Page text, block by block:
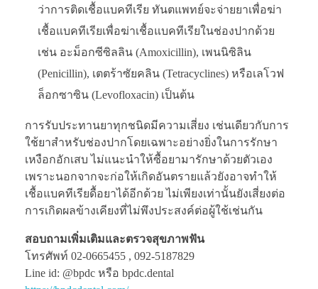
ว่าการติดเชื้อแบคทีเรีย ทันตแพทย์จะจ่ายยาเพื่อฆ่า
เชื้อแบคทีเรียเพื่อฆ่าเชื้อแบคทีเรียในช่องปากด้วย
เช่น อะม็อกซีซิลลิน (Amoxicillin), เพนนิซิลิน
(Penicillin), เตตร้าซัยคลิน (Tetracyclines) หรือเลโวฟ
ล็อกซาซิน (Levofloxacin) เป็นต้น
การรับประทานยาทุกชนิดมีความเสี่ยง เช่นเดียวกับการ
ใช้ยาสำหรับช่องปากโดยเฉพาะอย่างยิ่งในการรักษา
เหงือกอักเสบ ไม่แนะนำให้ซื้อยามารักษาด้วยตัวเอง
เพราะนอกจากจะก่อให้เกิดอันตรายแล้วยังอาจทำให้
เชื้อแบคทีเรียดื้อยาได้อีกด้วย ไม่เพียงเท่านั้นยังเสี่ยงต่อ
การเกิดผลข้างเคียงที่ไม่พึงประสงค์ต่อผู้ใช้เช่นกัน
สอบถามเพิ่มเติมและตรวจสุขภาพฟัน
โทรศัพท์ 02-0665455 , 092-5187829
Line id: @bpdc หรือ bpdc.dental